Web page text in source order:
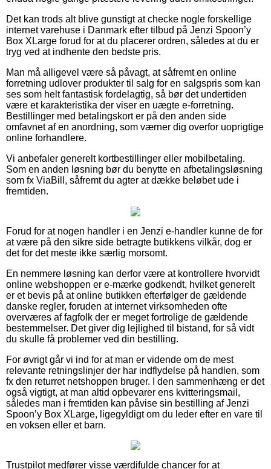
Det kan trods alt blive gunstigt at checke nogle forskellige
internet varehuse i Danmark efter tilbud på Jenzi Spoon’y
Box XLarge forud for at du placerer ordren, således at du er
tryg ved at indhente den bedste pris.
Man må alligevel være så påvagt, at såfremt en online
forretning udlover produkter til salg for en salgspris som kan
ses som helt fantastisk fordelagtig, så bør det undertiden
være et karakteristika der viser en uægte e-forretning.
Bestillinger med betalingskort er på den anden side
omfavnet af en anordning, som værner dig overfor uoprigtige
online forhandlere.
Vi anbefaler generelt kortbestillinger eller mobilbetaling.
Som en anden løsning bør du benytte en afbetalingsløsning
som fx ViaBill, såfremt du agter at dække beløbet ude i
fremtiden.
Forud for at nogen handler i en Jenzi e-handler kunne de for
at være på den sikre side betragte butikkens vilkår, dog er
det for det meste ikke særlig morsomt.
En nemmere løsning kan derfor være at kontrollere hvorvidt
online webshoppen er e-mærke godkendt, hvilket generelt
er et bevis på at online butikken efterfølger de gældende
danske regler, foruden at internet virksomheden ofte
overværes af fagfolk der er meget fortrolige de gældende
bestemmelser. Det giver dig lejlighed til bistand, for så vidt
du skulle få problemer ved din bestilling.
For øvrigt går vi ind for at man er vidende om de mest
relevante retningslinjer der har indflydelse på handlen, som
fx den returret netshoppen bruger. I den sammenhæng er det
også vigtigt, at man altid opbevarer ens kvitteringsmail,
således man i fremtiden kan påvise sin bestilling af Jenzi
Spoon’y Box XLarge, ligegyldigt om du leder efter en vare til
en voksen eller et barn.
Trustpilot medfører visse værdifulde chancer for at